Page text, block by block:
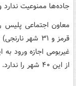
جاده‌ها ممنوعیت
قرمز و ۳۱ شهر
غیربومی اجازه ورود
از این ۴۰ شهر را ندارد.